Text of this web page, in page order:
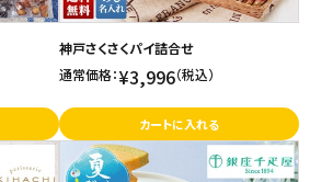
神戸さくさくパイ詰合せ
通常価格：¥3,996（税込）
カートに入れる